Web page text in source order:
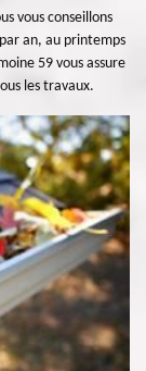
vous conseillons
an, au printemps
59 vous assure
les travaux.